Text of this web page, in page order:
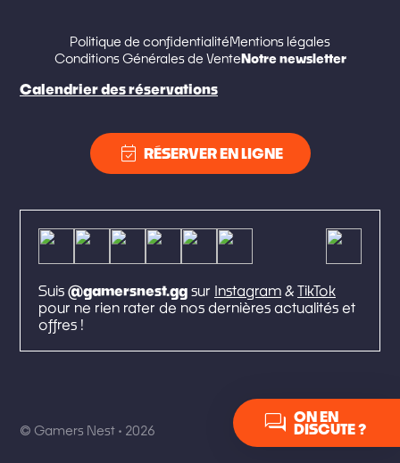
forum ON EN
DISCUTE ?
Politique de confidentialitéMentions légales
Conditions Générales de VenteNotre newsletter
Calendrier des réservations
event_available RÉSERVER EN LIGNE
Suis @gamersnest.gg sur Instagram & TikTok
pour ne rien rater de nos dernières actualités et
offres !
© Gamers Nest • 2026